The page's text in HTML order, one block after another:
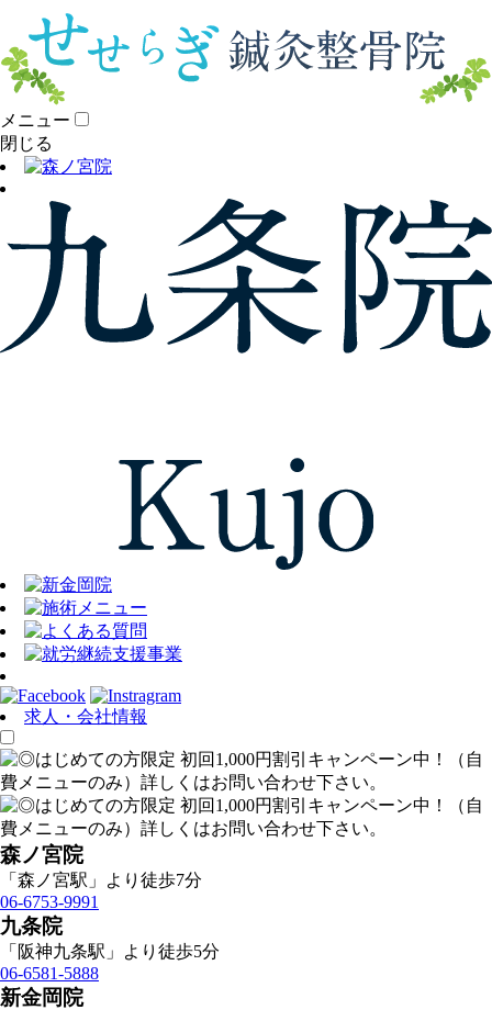
メニュー
閉じる
求人・会社情報
森ノ宮院
「森ノ宮駅」より徒歩7分
06-6753-9991
九条院
「阪神九条駅」より徒歩5分
06-6581-5888
新金岡院